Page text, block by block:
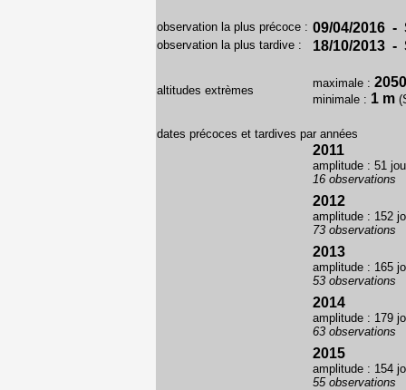
observation la plus précoce : 09/04/2016 -
observation la plus tardive : 18/10/2013 -
altitudes extrèmes
maximale :
minimale : 1 m
dates précoces et tardives par années
2011
amplitude : 51
16 observations
2012
amplitude : 152
73 observations
2013
amplitude : 165
53 observations
2014
amplitude : 179
63 observations
2015
amplitude : 154
55 observations